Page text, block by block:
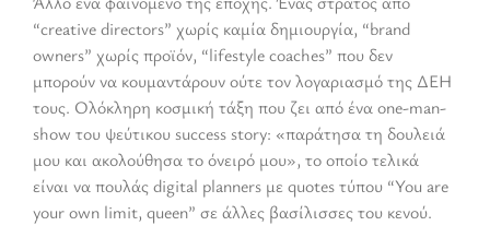
“creative directors” χωρίς καμία δημιουργία, “brand
owners” χωρίς προϊόν, “lifestyle coaches” που δεν
μπορούν να κουμαντάρουν ούτε τον λογαριασμό της ΔΕΗ
τους. Ολόκληρη κοσμική τάξη που ζει από ένα one-man-
show του ψεύτικου success story: «παράτησα τη δουλειά
μου και ακολούθησα το όνειρό μου», το οποίο τελικά
είναι να πουλάς digital planners με quotes τύπου “You are
your own limit, queen” σε άλλες βασίλισσες του κενού.